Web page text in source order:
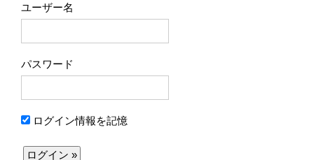
ユーザー名
パスワード
ログイン情報を記憶